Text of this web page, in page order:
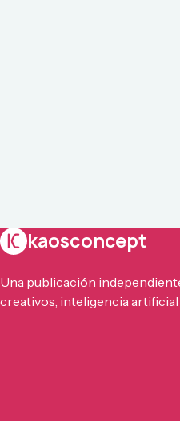
kaosconcept
Una publicación
creativos, inteligencia artificial